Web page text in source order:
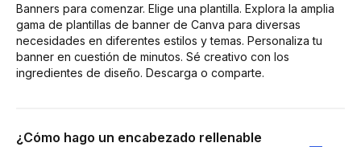
Banners para comenzar. Elige una plantilla. Explora la amplia
gama de plantillas de banner de Canva para diversas
necesidades en diferentes estilos y temas. Personaliza tu
banner en cuestión de minutos. Sé creativo con los
ingredientes de diseño. Descarga o comparte.
¿Cómo hago un encabezado rellenable